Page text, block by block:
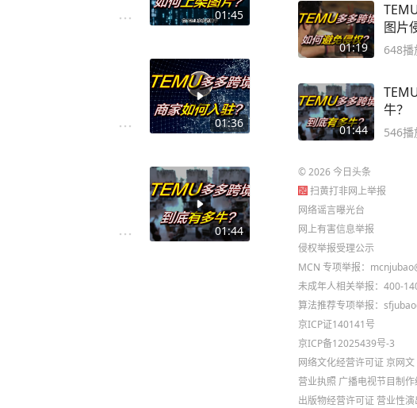
01:45
01:36
01:44
01:19
图片
648播
01:44
牛？
546播
©2026今日头条
扫黄打非网上举报
网络谣言曝光台
网上有害信息举报
侵权举报受理公示
MCN 专项举报：
未成年人相关举报：400-
算法推荐专项举报：
京ICP证140141号
京ICP备12025439号-3
网络文化经营许可证 京网
营业执照 广播电视节目制
出版物经营许可证 营业性